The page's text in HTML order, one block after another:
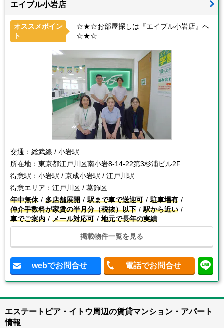
エイブル小岩店
オススメポイン
ト
☆★☆お部屋探しは『エイブル小岩店』へ
☆★☆
交通： 総武線 / 小岩駅
所在地： 東京都江戸川区南小岩8-14-22第3杉浦ビル2F
得意駅： 小岩駅 / 京成小岩駅 / 江戸川駅
得意エリア： 江戸川区 / 葛飾区
年中無休
多店舗展開 駅まで車で送迎可
駐車場有
仲介手数料が家賃の半月分（税抜）以下
駅から近い
車でご案内
メール対応可 地元で長年の実績
掲載物件一覧を見る
webでお問合せ 電話でお問合せ
エステートピア・イトウ周辺の賃貸マンション・アパート
情報